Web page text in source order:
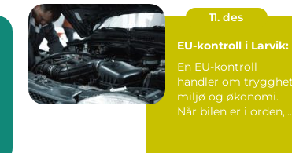
11. des
EU-kontroll i Larvik:
En EU-kontroll
handler om
miljø og økonomi.
Når bilen er i orden,